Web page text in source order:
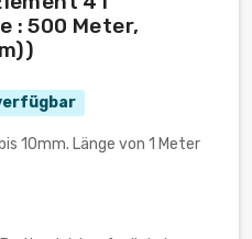
: 500 Meter,
10mm. Länge von 1 Meter